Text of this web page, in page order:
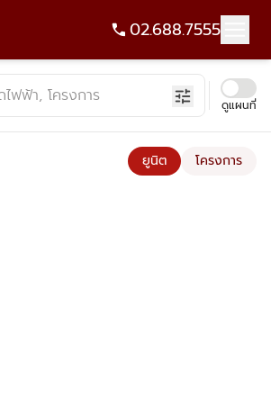
02.688.7555
าคารสำนักงาน ทั้งขายและเช่า - Plus
ฟฟ้า, โครงการ tune ดูแผนที่
ยูนิต โครงการ